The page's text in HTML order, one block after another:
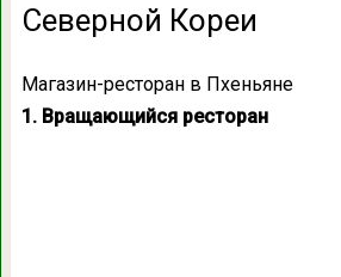
Северной Кореи
Магазин-ресторан в Пхеньяне
1. Вращающийся ресторан